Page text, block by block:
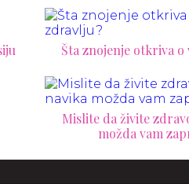
Šta znojenje otkriva o
Mislite da živite
možda vam